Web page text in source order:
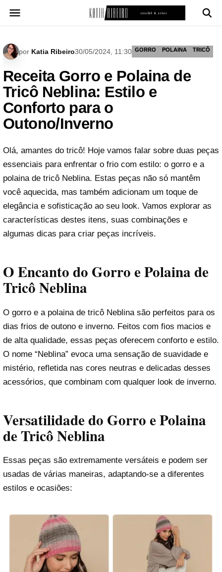
para
por Katia Ribeiro30/05/2024, 11:30 GORRO POLAINA TRICÔ
Receita Gorro e Polaina de
Tricô Neblina: Estilo e
Conforto para o
Outono/Inverno
Olá, amantes do tricô! Hoje vamos falar sobre duas peças
essenciais para enfrentar o frio com estilo: o gorro e a
polaina de tricô Neblina. Estas peças não só mantêm
você aquecida, mas também adicionam um toque de
elegância e sofisticação ao seu look. Vamos explorar as
características destes itens, suas combinações e
algumas dicas para criar peças incríveis.
O Encanto do Gorro e Polaina de
Tricô Neblina
O gorro e a polaina de tricô Neblina são perfeitos para os
dias frios de outono e inverno. Feitos com fios macios e
de alta qualidade, essas peças oferecem conforto e estilo.
O nome “Neblina” evoca uma sensação de suavidade e
mistério, refletida nas cores neutras e delicadas desses
acessórios, que combinam com qualquer look de inverno.
Versatilidade do Gorro e Polaina
de Tricô Neblina
Essas peças são extremamente versáteis e podem ser
usadas de várias maneiras, adaptando-se a diferentes
estilos e ocasiões: